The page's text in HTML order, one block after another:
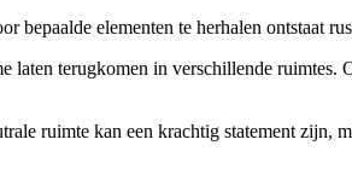
bepaalde elementen te herhalen ontstaat
terugkomen in verschillende ruimtes.
ruimte kan een krachtig statement zijn,